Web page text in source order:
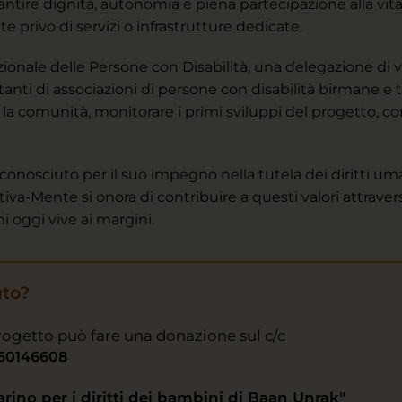
dignità, autonomia e piena partecipazione alla
privo di servizi o infrastrutture dedicate.
delle Persone con Disabilità, una delegazione di
di associazioni di persone con disabilità birmane e
la comunità, monitorare i primi sviluppi del progetto,
per il suo impegno nella tutela dei diritti
Mente si onora di contribuire a questi valori
oggi vive ai margini.
può fare una donazione sul c/c
per i diritti dei bambini di Baan Unrak"